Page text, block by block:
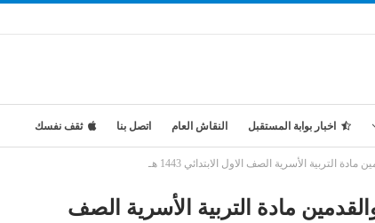
اخبار بوابة المستقبل النقاش العام اتصل بنا ثقف نفسك
التربية الأسرية الصف الاول الابتدائي 1443 هـ
مادة التربية الأسرية الصف